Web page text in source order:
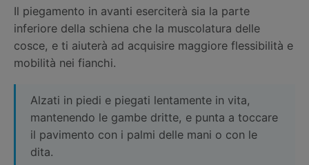
Il piegamento in avanti eserciterà sia la parte
inferiore della schiena che la muscolatura delle
cosce, e ti aiuterà ad acquisire maggiore flessibilità e
mobilità nei fianchi.
Alzati in piedi e piegati lentamente in vita,
mantenendo le gambe dritte, e punta a toccare
il pavimento con i palmi delle mani o con le
dita.